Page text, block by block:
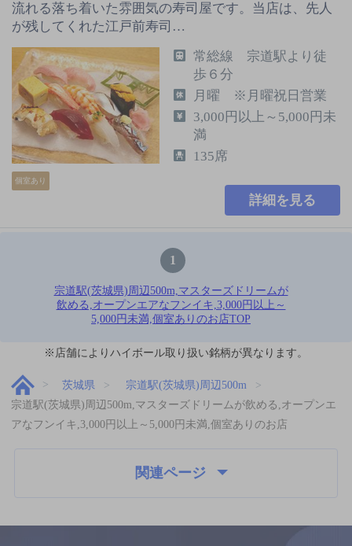
流れる落ち着いた雰囲気の寿司屋です。当店は、先人
が残してくれた江戸前寿司…
個室あり
常総線 宗道駅より徒
歩６分
月曜 ※月曜祝日営業
3,000円以上～5,000円未
満
135席
詳細を見る
1
宗道駅(茨城県)周辺500m,マスターズドリームが
飲める,オープンエアなフンイキ,3,000円以上～
5,000円未満,個室ありのお店TOP
※店舗によりハイボール取り扱い銘柄が異なります。
茨城県
宗道駅(茨城県)周辺500m
宗道駅(茨城県)周辺500m,マスターズドリームが飲める,オープンエ
アなフンイキ,3,000円以上～5,000円未満,個室ありのお店
関連ページ